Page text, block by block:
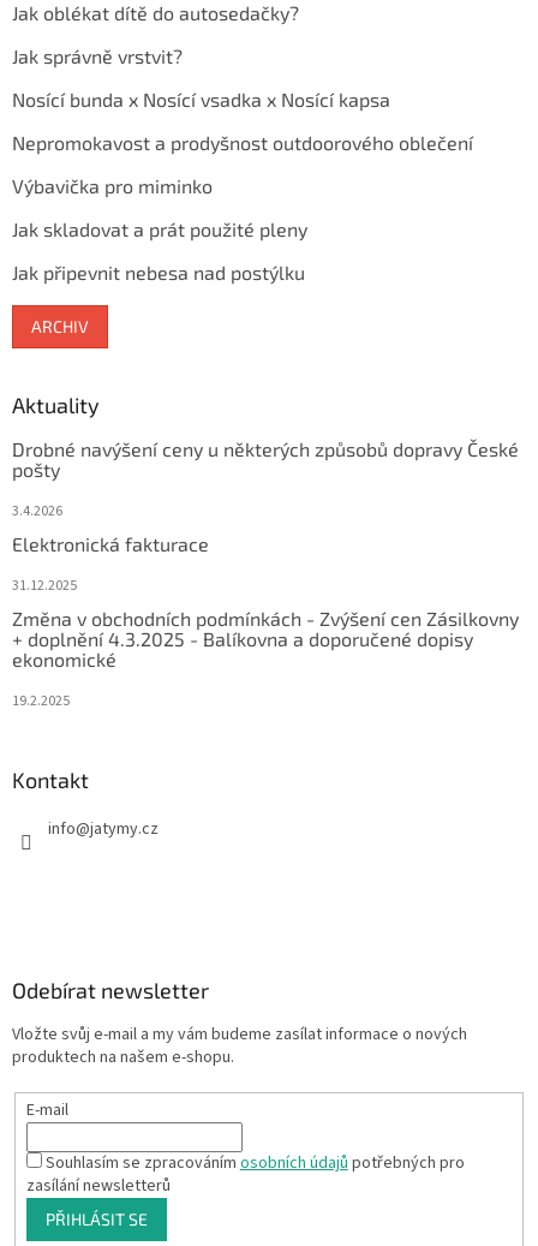
Jak oblékat dítě do autosedačky?
Jak správně vrstvit?
Nosící bunda x Nosící vsadka x Nosící kapsa
Nepromokavost a prodyšnost outdoorového oblečení
Výbavička pro miminko
Jak skladovat a prát použité pleny
Jak připevnit nebesa nad postýlku
ARCHIV
Aktuality
Drobné navýšení ceny u některých způsobů dopravy České
pošty
3.4.2026
Elektronická fakturace
31.12.2025
Změna v obchodních podmínkách - Zvýšení cen Zásilkovny
+ doplnění 4.3.2025 - Balíkovna a doporučené dopisy
ekonomické
19.2.2025
Kontakt
info@jatymy.cz
Odebírat newsletter
Vložte svůj e-mail a my vám budeme zasílat informace o nových
produktech na našem e-shopu.
E-mail
Souhlasím se zpracovánímosobních údajůpotřebných pro
zasílání newsletterů
PŘIHLÁSIT SE